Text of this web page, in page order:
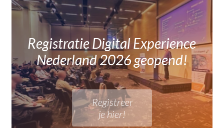
Registratie Digital Experience
Nederland 2026 geopend!
Registreer
je hier!